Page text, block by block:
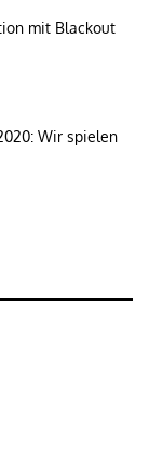
mit Blackout
Wir spielen